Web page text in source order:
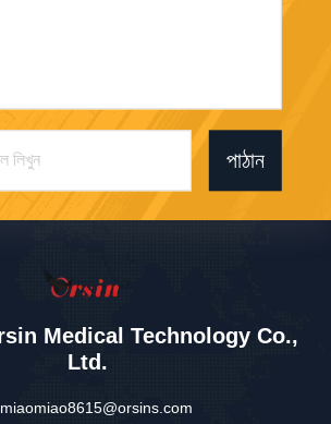
পাঠান
Medical Technology Co.,
Ltd.
miaomiao8615@orsins.com